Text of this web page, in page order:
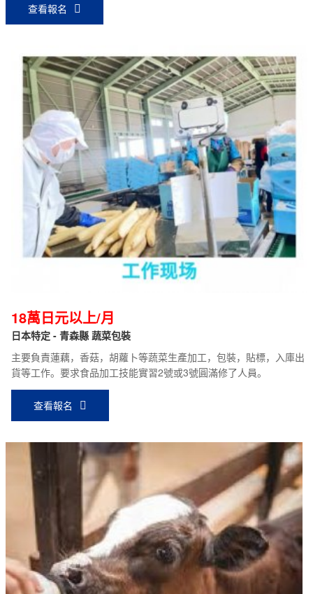
查看報名
18萬日元以上/月
日本特定 - 青森縣 蔬菜包裝
主要負責蓮藕，香菇，胡蘿卜等蔬菜生產加工，包裝，貼標，入庫出
貨等工作。要求食品加工技能實習2號或3號圓滿修了人員。
查看報名